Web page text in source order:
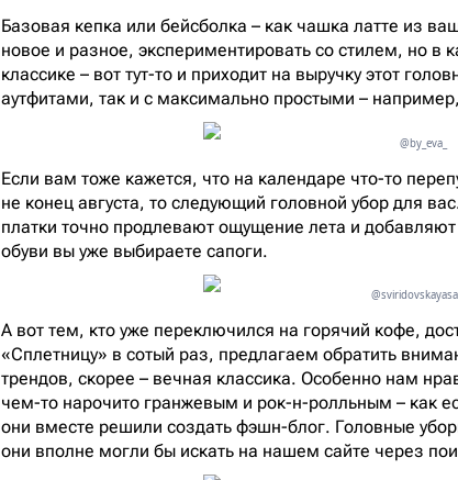
Базовая кепка или бейсболка – как чашка латте из
новое и разное, экспериментировать со стилем, но в
классике – вот тут-то и приходит на выручку этот
аутфитами, так и с максимально простыми –
@by_eva_
Если вам тоже кажется, что на календаре что-то
не конец августа, то следующий головной убор для
платки точно продлевают ощущение лета и
обуви вы уже выбираете сапоги.
А вот тем, кто уже переключился на горячий кофе,
«Сплетницу» в сотый раз, предлагаем обратить
трендов, скорее – вечная классика. Особенно нам
чем-то нарочито гранжевым и рок-н-ролльным – как
они вместе решили создать фэшн-блог. Головные
они вполне могли бы искать на нашем сайте через